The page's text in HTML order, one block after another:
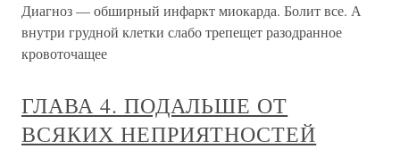
Диагноз — обширный инфаркт миокарда. Болит все. А
внутри грудной клетки слабо трепещет разодранное
кровоточащее
ГЛАВА 4. ПОДАЛЬШЕ ОТ
ВСЯКИХ НЕПРИЯТНОСТЕЙ